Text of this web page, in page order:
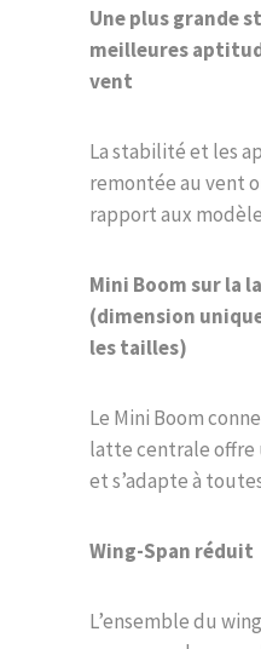
Une plus grande
meilleures
vent
La stabilité et les
remontée au vent
rapport aux
Mini Boom sur la
(dimension
les tailles)
Le Mini Boom
latte centrale offre
et s’adapte à
Wing-Span réduit
L’ensemble du